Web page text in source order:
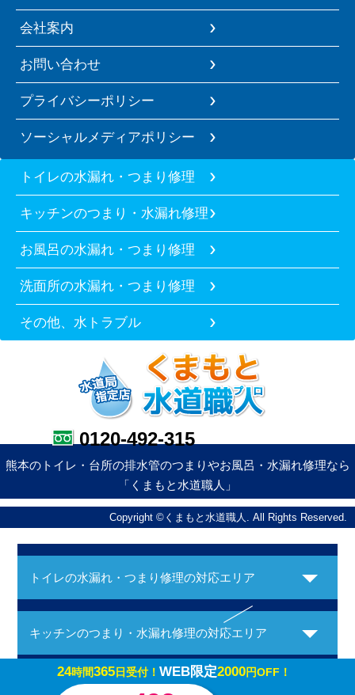
会社案内
お問い合わせ
プライバシーポリシー
ソーシャルメディアポリシー
トイレの水漏れ・つまり修理
キッチンのつまり・水漏れ修理
お風呂の水漏れ・つまり修理
洗面所の水漏れ・つまり修理
その他、水トラブル
0120-492-315
熊本のトイレ・台所の排水管のつまりやお風呂・水漏れ修理なら
「くまもと水道職人」
Copyright ©くまもと水道職人. All Rights Reserved.
トイレの水漏れ・つまり修理の対応エリア
キッチンのつまり・水漏れ修理の対応エリア
お風呂の水漏れ・つまり修理の対応エリア
24時間365日受付！ WEB限定2000円OFF！